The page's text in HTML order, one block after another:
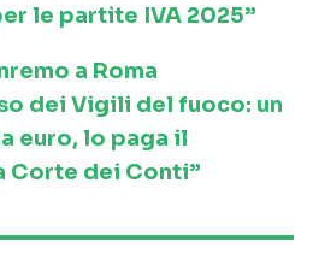
le partite IVA 2025”
a Roma
dei Vigili del fuoco: un
euro, lo paga il
Corte dei Conti”